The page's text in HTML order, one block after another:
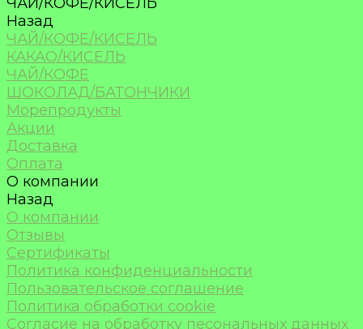
Назад
ЧАЙ/КОФЕ/КИСЕЛЬ
КАКАО/КИСЕЛЬ
ЧАЙ/КОФЕ
ШОКОЛАД/БАТОНЧИКИ
Морепродукты
Акции
Доставка
Оплата
О компании
Назад
О компании
Отзывы
Сертификаты
Политика конфиденциальности
Пользовательское соглашение
Политика обработки cookie
Согласие на обработку песональных данных